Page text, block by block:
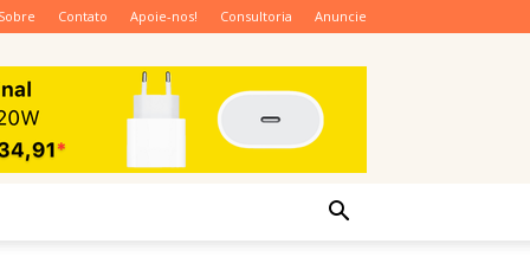
Sobre Contato Apoie-nos! Consultoria Anuncie